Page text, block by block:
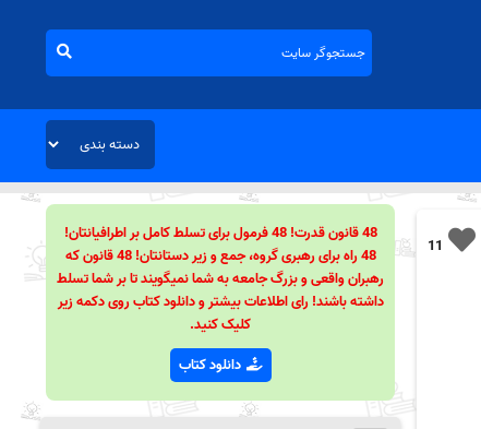
11
48 قانون قدرت! 48 فرمول برای تسلط کامل بر اطرافیانتان!
48 راه برای رهبری گروه، جمع و زیر دستانتان! 48 قانون که
رهبران واقعی و بزرگ جامعه به شما نمیگویند تا بر شما تسلط
داشته باشند! رای اطلاعات بیشتر و دانلود کتاب روی دکمه زیر
کلیک کنید.
دانلود کتاب